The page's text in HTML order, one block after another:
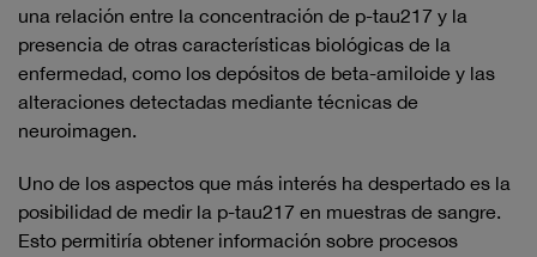
una relación entre la concentración de p-tau217 y la
presencia de otras características biológicas de la
enfermedad, como los depósitos de beta-amiloide y las
alteraciones detectadas mediante técnicas de
neuroimagen.
Uno de los aspectos que más interés ha despertado es la
posibilidad de medir la p-tau217 en muestras de sangre.
Esto permitiría obtener información sobre procesos